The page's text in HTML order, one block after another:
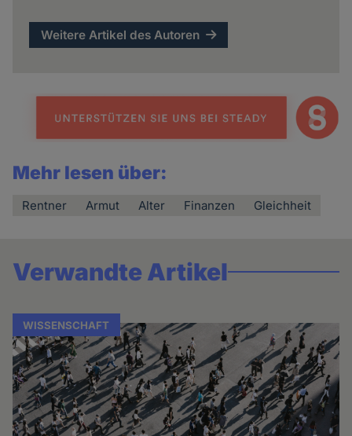
Weitere Artikel des Autoren
Mehr lesen über:
Rentner Armut Alter Finanzen Gleichheit
Verwandte Artikel
WISSENSCHAFT